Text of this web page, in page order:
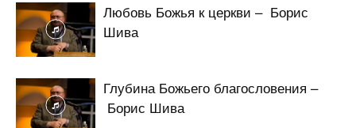
Любовь Божья к церкви – Борис
Шива
Глубина Божьего благословения –
Борис Шива